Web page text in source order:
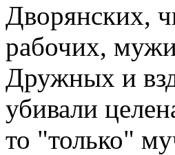
Дворянских,
рабочих,
Дружных и
убивали
то "только"